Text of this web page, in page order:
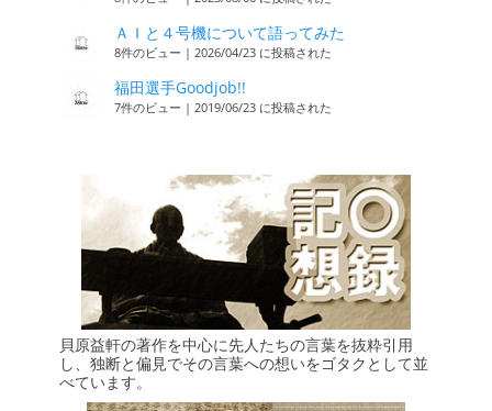
ＡＩと４号機について語ってみた
8件のビュー | 2026/04/23 に投稿された
福田選手Goodjob!!
7件のビュー | 2019/06/23 に投稿された
貝原益軒の著作を中心に先人たちの言葉を抜粋引用
し、独断と偏見でその言葉への想いをゴタクとして並
べています。